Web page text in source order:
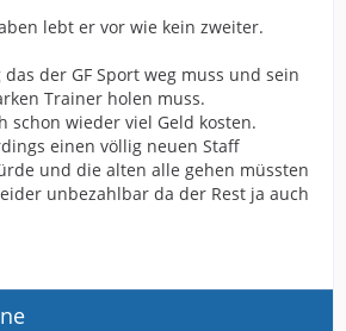
lebt er vor wie kein zweiter.
der GF Sport weg muss und sein
Trainer holen muss.
schon wieder viel Geld kosten.
einen völlig neuen Staff
und die alten alle gehen müssten
unbezahlbar da der Rest ja auch